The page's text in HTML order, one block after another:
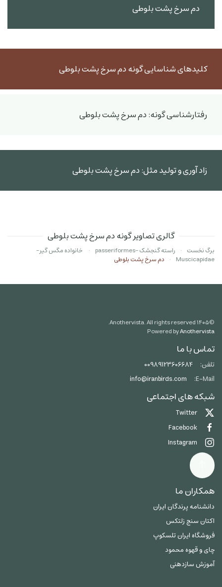
دم سرخ پشت بلوطی
کلیدهای شناسایی گونه دم سرخ پشت بلوطی
رفتارشناسی گونه: دم سرخ پشت بلوطی
زاد آوری و تولید مثل: دم سرخ پشت بلوطی
گالری تصاویر گونه دم سرخ پشت بلوطی
برگ نخست راسته گنجشک -passeriformes
خانواده مگس گیر-
Muscicapidae
دم سرخ پشت بلوطی
©۱۴۰۵
Powered byAnothervista
تماس با ما
تلفن:
00989123606684
E-Mail:
info@iranbirds.com
شبکه های اجتماعی
Twitter
Facebook
Instagram
همکاران ما
دانشنامه پرندگان ایران
اکتان سنج زلتکس
فروشگاه ایران تلسکوپ
چای و قهوه محمود
آموزش سازدهنی